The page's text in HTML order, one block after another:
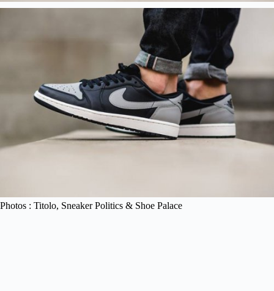
Photos : Titolo, Sneaker Politics & Shoe Palace